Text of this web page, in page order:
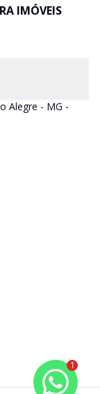
IMÓVEIS
Alegre - MG -
1